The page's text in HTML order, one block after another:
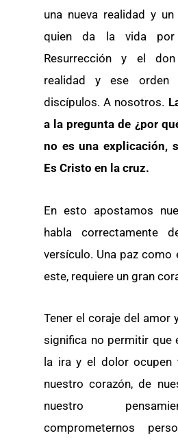
una nueva realidad y
quien da la vida
Resurrección y el
realidad y ese orden
discípulos. A nosotros.
a la pregunta de ¿por
no es una explicación,
Es Cristo en la cruz.
En esto apostamos
habla correctamente
versículo. Una paz como
este, requiere un gran
Tener el coraje del amor
significa no permitir que
la ira y el dolor
nuestro corazón, de
nuestro
comprometernos